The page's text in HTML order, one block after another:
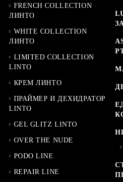
FRENCH COLLECTION
ЛИНТО
WHITE COLLECTION
ЛИНТО
LIMITED COLLECTION
LINTO
КРЕМ ЛИНТО
ПРАЙМЕР И ДЕХИДРАТОР
LINTO
GEL GLITZ LINTO
OVER THE NUDE
PODO LINE
REPAIR LINE